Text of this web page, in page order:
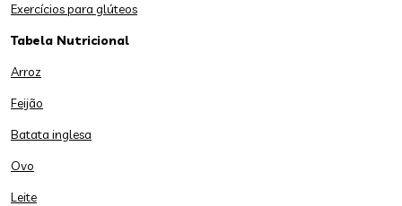
Exercícios para glúteos
Tabela Nutricional
Arroz
Feijão
Batata inglesa
Ovo
Leite